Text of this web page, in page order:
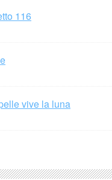
116
vive la luna